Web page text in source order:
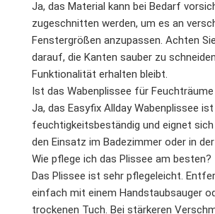
Ja, das Material kann bei Bedarf
zugeschnitten werden, um es an
Fenstergrößen anzupassen. Achten
darauf, die Kanten sauber zu
Funktionalität erhalten bleibt.
Ist das Wabenplissee für
Ja, das Easyfix Allday Wabenplissee ist
feuchtigkeitsbeständig und eignet
den Einsatz im Badezimmer oder in
Wie pflege ich das Plissee am besten?
Das Plissee ist sehr pflegeleicht.
einfach mit einem Handstaubsauger
trockenen Tuch. Bei stärkeren